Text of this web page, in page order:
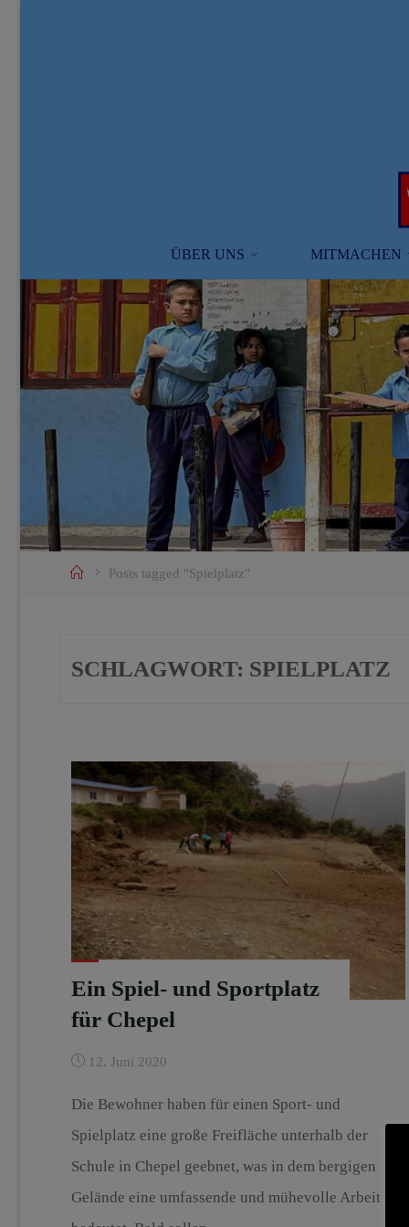
ÜBER UNS MITMACHEN
HomePosts tagged "Spielplatz"
SCHLAGWORT: SPIELPLATZ
Ein Spiel- und Sportplatz
für Chepel
12. Juni 2020
Die Bewohner haben für einen Sport- und
Spielplatz eine große Freifläche unterhalb der
Schule in Chepel geebnet, was in dem bergigen
Gelände eine umfassende und mühevolle Arbeit